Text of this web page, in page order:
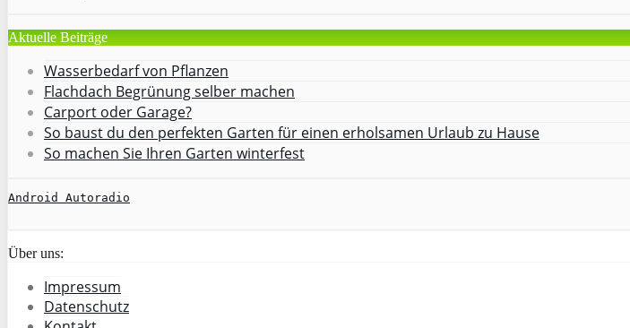
Aktuelle Beiträge
Wasserbedarf von Pflanzen
Flachdach Begrünung selber machen
Carport oder Garage?
So baust du den perfekten Garten für einen erholsamen Urlaub zu Hause
So machen Sie Ihren Garten winterfest
Android Autoradio
Über uns:
Impressum
Datenschutz